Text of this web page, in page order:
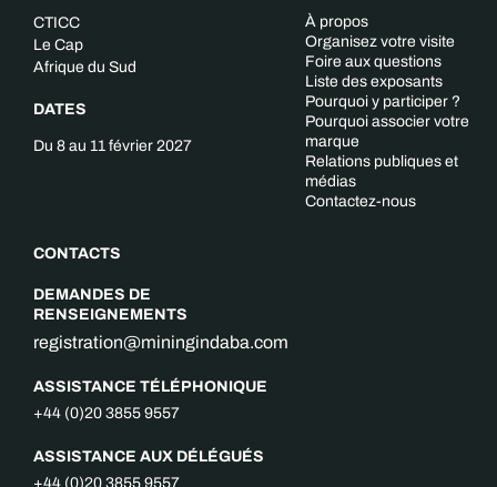
CTICC
Le Cap
Afrique du Sud
DATES
Du 8 au 11 février 2027
CONTACTS
DEMANDES DE
RENSEIGNEMENTS
registration@miningindaba.com
ASSISTANCE TÉLÉPHONIQUE
+44 (0)20 3855 9557
ASSISTANCE AUX DÉLÉGUÉS
À propos
Organisez votre visite
Foire aux questions
Liste des exposants
Pourquoi y participer ?
Pourquoi associer votre
marque
Relations publiques et
médias
Contactez-nous